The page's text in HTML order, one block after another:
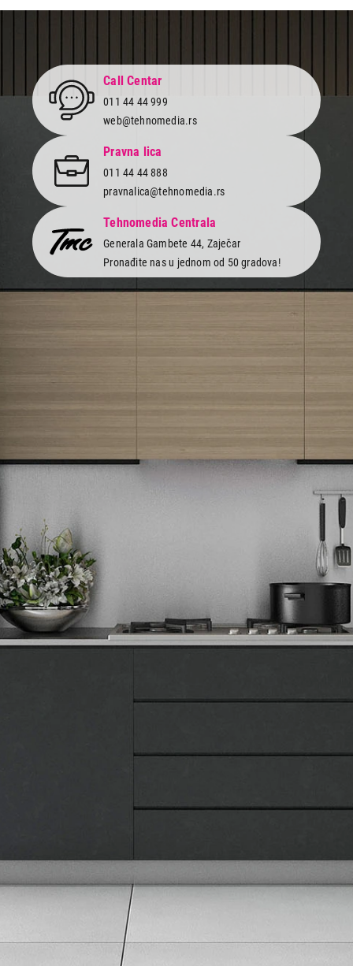
Call Centar
011 44 44 999
web@tehnomedia.rs
Pravna lica
011 44 44 888
pravnalica@tehnomedia.rs
Tehnomedia Centrala
Generala Gambete 44, Zaječar
Pronađite nas u jednom od 50 gradova!
Tehnomedia
O nama
Naše prodavnice
Korisnički servis
Prijavite se na naš newsletter i primajte preko emaila specijalne i